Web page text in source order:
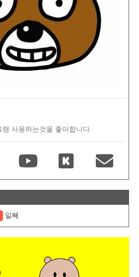
사용하는것을 좋아합니다.
일째